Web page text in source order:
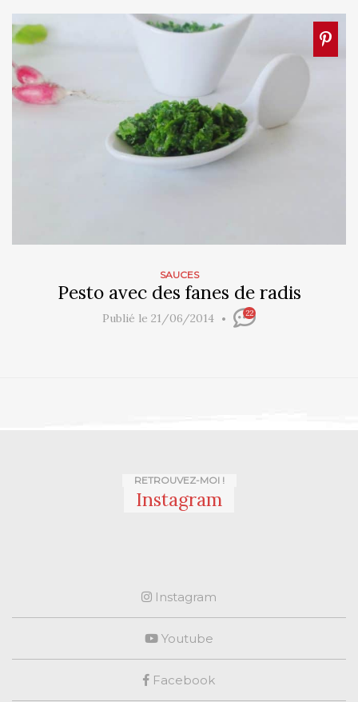
SAUCES
Pesto avec des fanes de radis
Publié le 21/06/2014 22
RETROUVEZ-MOI !
Instagram
Instagram
Youtube
Facebook